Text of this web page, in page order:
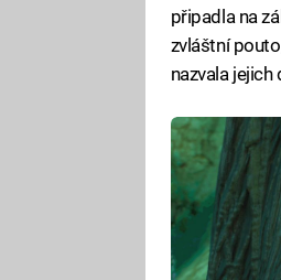
připadla na
zvláštní
nazvala jejich